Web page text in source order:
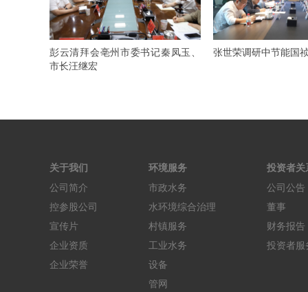
彭云清拜会亳州市委书记秦凤玉、
市长汪继宏
张世荣调研中节能国
关于我们
公司简介
控参股公司
宣传片
企业资质
企业荣誉
环境服务
市政水务
水环境综合治理
村镇服务
工业水务
设备
管网
投资者关
公司公告
董事
财务报告
投资者服